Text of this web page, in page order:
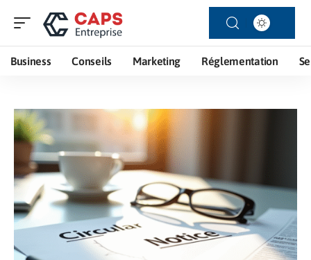
Business Conseils Marketing Réglementation